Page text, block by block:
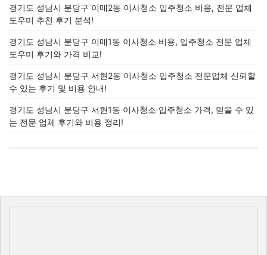
경기도 성남시 분당구 이매2동 이사청소 입주청소 비용, 전문 업체
도우미 추천 후기 분석!
경기도 성남시 분당구 이매1동 이사청소 비용, 입주청소 전문 업체
도우미 후기와 가격 비교!
경기도 성남시 분당구 서현2동 이사청소 입주청소 전문업체 신뢰할
수 있는 후기 및 비용 안내!
경기도 성남시 분당구 서현1동 이사청소 입주청소 가격, 믿을 수 있
는 전문 업체 후기와 비용 정리!